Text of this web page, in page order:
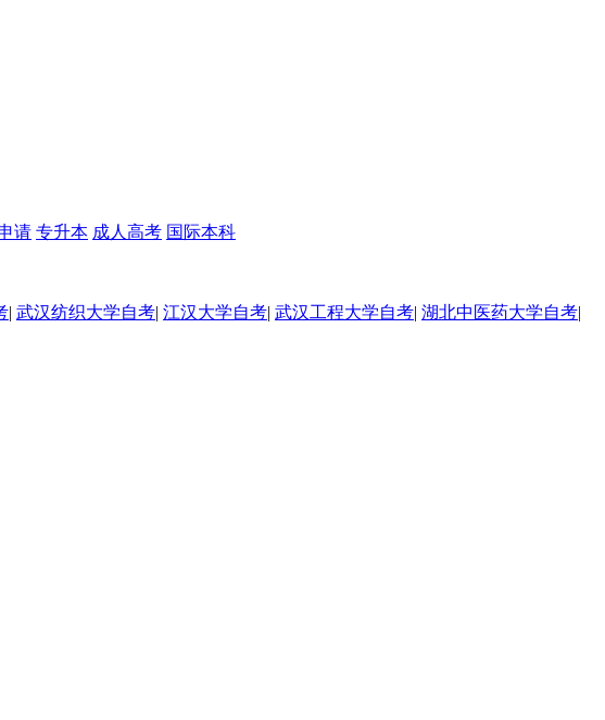
请 专升本 成人高考 国际本科
| 武汉纺织大学自考| 江汉大学自考| 武汉工程大学自考| 湖北中医药大学自考|